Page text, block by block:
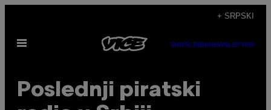
садржај
+ SRPSKI
Otvori
SUBSCRIBENEWSLETTER
Poslednji piratski